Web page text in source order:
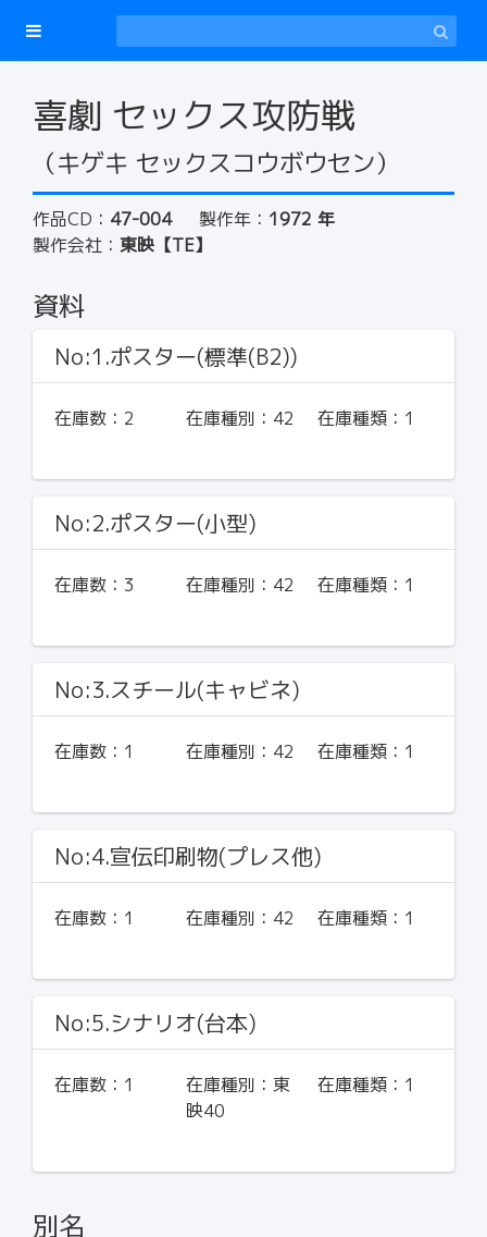
喜劇 セックス攻防戦
（キゲキ セックスコウボウセン）
作品CD： 47-004 製作年： 1972 年
製作会社： 東映【TE】
資料
No:1.ポスター(標準(B2))
在庫数： 2 在庫種別： 42 在庫種類： 1
No:2.ポスター(小型)
在庫数： 3 在庫種別： 42 在庫種類： 1
No:3.スチール(キャビネ)
在庫数： 1 在庫種別： 42 在庫種類： 1
No:4.宣伝印刷物(プレス他)
在庫数： 1 在庫種別： 42 在庫種類： 1
No:5.シナリオ(台本)
在庫数： 1 在庫種別： 東
映40
在庫種類： 1
別名